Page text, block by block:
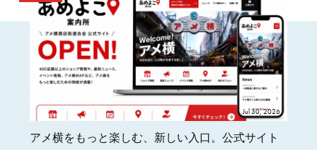
Jul 30, 2026
アメ横をもっと楽しむ、新しい入口。公式サイト